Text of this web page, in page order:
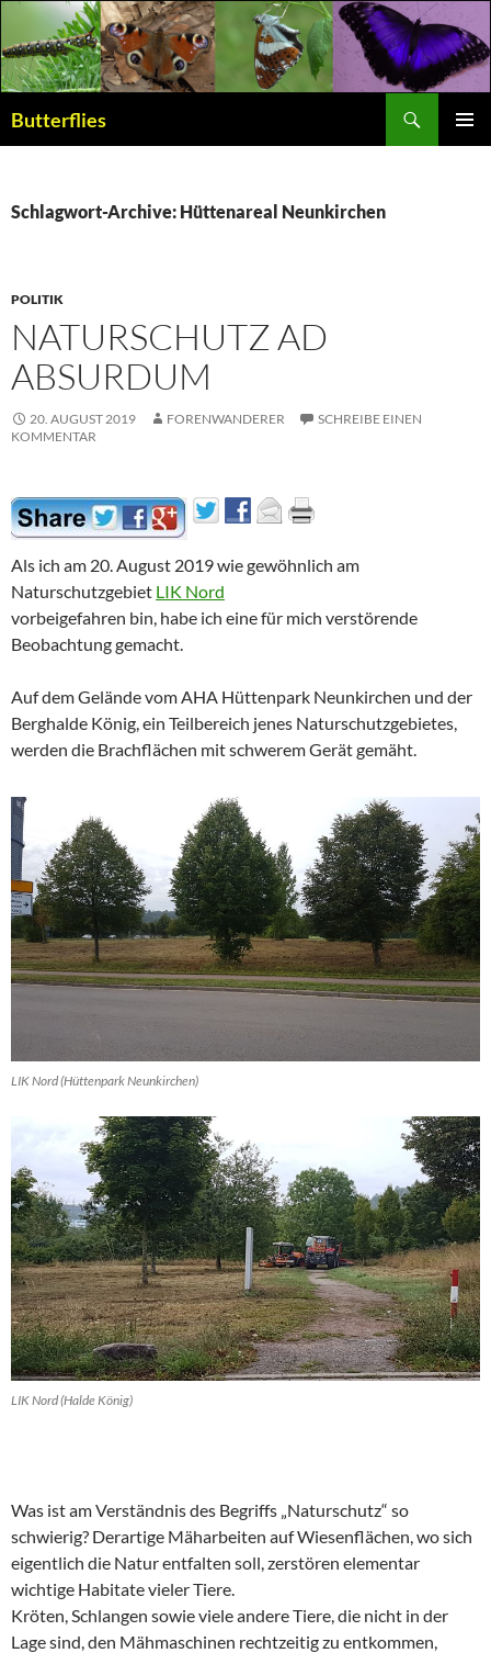
Butterflies
Schlagwort-Archive: Hüttenareal Neunkirchen
POLITIK
NATURSCHUTZ AD
ABSURDUM
20. AUGUST 2019 FORENWANDERER
SCHREIBE EINEN
KOMMENTAR
Als ich am 20. August 2019 wie gewöhnlich am
Naturschutzgebiet LIK Nord
vorbeigefahren bin, habe ich eine für mich verstörende
Beobachtung gemacht.
Auf dem Gelände vom AHA Hüttenpark Neunkirchen und der
Berghalde König, ein Teilbereich jenes Naturschutzgebietes,
werden die Brachflächen mit schwerem Gerät gemäht.
LIK Nord (Hüttenpark Neunkirchen)
LIK Nord (Halde König)
Was ist am Verständnis des Begriffs „Naturschutz“ so
schwierig? Derartige Mäharbeiten auf Wiesenflächen, wo sich
eigentlich die Natur entfalten soll, zerstören elementar
wichtige Habitate vieler Tiere.
Kröten, Schlangen sowie viele andere Tiere, die nicht in der
Lage sind, den Mähmaschinen rechtzeitig zu entkommen,